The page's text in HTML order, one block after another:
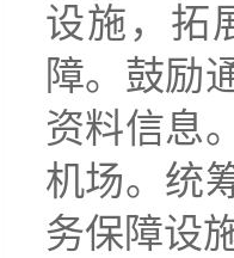
设施，拓
障。鼓励
资料信息
机场。统
务保障设